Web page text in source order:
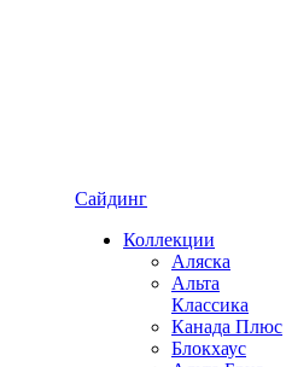
Сайдинг
Коллекции
Аляска
Альта
Классика
Канада Плюс
Блокхаус